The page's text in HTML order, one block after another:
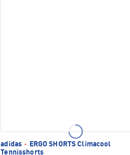
adidas ·
ERGO SHORTS Climacool
Tennisshorts